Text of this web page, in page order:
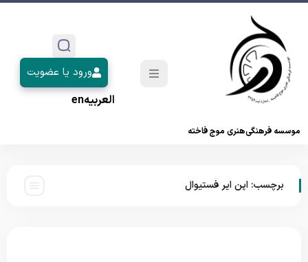
موسسه فرهنگی‌هنری موج فاخته
العربیهen
ورود یا عضویت
برچسب: اپن ایر فستیوال